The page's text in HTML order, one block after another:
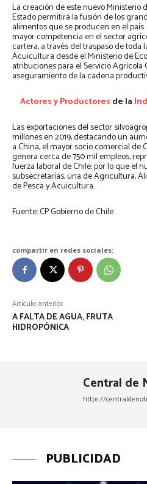
La creación de este nuevo
Estado permitirá la fusión de los
alimentos que se producen en el
mayor competencia en el sector
cartera, a través del traspaso de
Acuicultura desde el Ministerio de
atribuciones para el Servicio Agrícola
aseguramiento de la cadena
Actores y Productores de la
Las exportaciones del sector
millones en 2019, destacando un
a China, el mayor socio comercial de
genera cerca de 750 mil empleos,
fuerza laboral de Chile; por lo que el
subsecretarías, una de Agricultura,
de Pesca y Acuicultura.
Fuente: CP Gobierno de Chile
compartir en redes sociales:
Artículo anterior
A FALTA DE AGUA, FRUTA
HIDROPÓNICA
Central de
https://
PUBLICIDAD